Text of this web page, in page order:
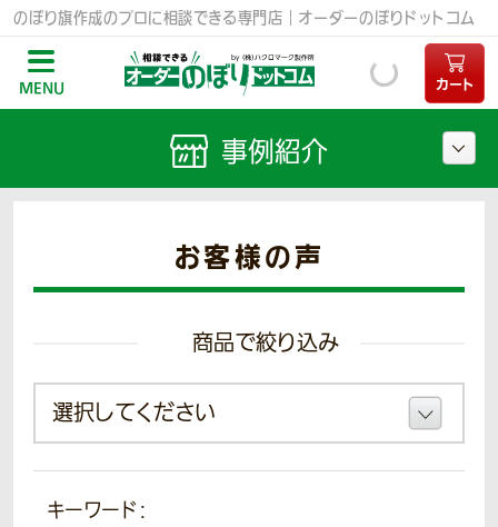
のぼり旗作成のプロに相談できる専門店｜オーダーのぼりドットコム
MENU カート
お客様の声
商品で絞り込み
キーワード：
事例紹介